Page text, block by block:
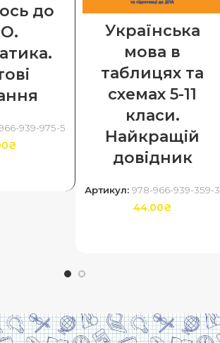
до
939-975-5
₴
Українська
мова в
таблицях та
схемах 5-11
класи.
Найкращій
довідник
Артикул: 978-966-939-359-3
44.00₴